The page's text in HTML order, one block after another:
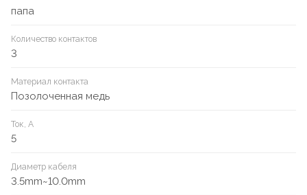
папа
Количество контактов
3
Материал контакта
Позолоченная медь
Ток, А
5
Диаметр кабеля
3.5mm~10.0mm